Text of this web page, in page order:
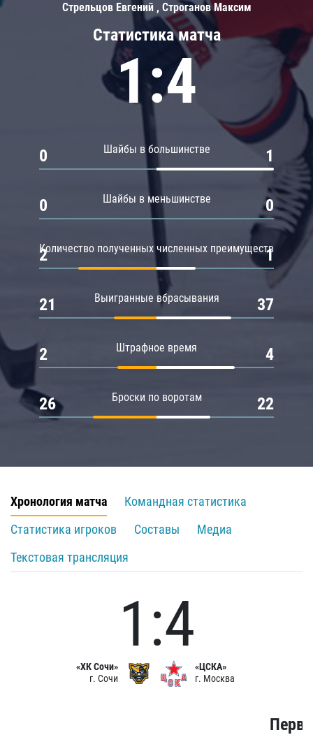
Статистика матча
1:4
Шайбы в большинстве
0 1
Шайбы в меньшинстве
0 0
Количество полученных численных преимуществ
2 1
Выигранные вбрасывания
21 37
Штрафное время
2 4
Броски по воротам
26 22
Стрельцов Евгений , Строганов Максим
Хронология матча
Командная статистика
Статистика игроков
Составы
Медиа
Текстовая трансляция
«ХК Сочи»
г. Сочи
1:4
«ЦСКА»
г. Москва